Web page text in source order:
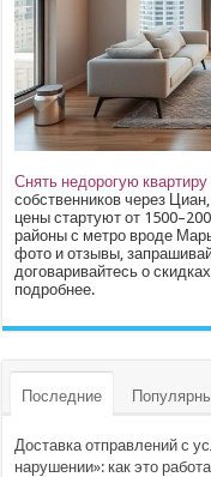
Снять недорогую
собственников через
цены стартуют от
районы с метро вроде
фото и отзывы,
договаривайтесь о
подробнее.
Последние
Доставка отправлений с
нарушении»: как это